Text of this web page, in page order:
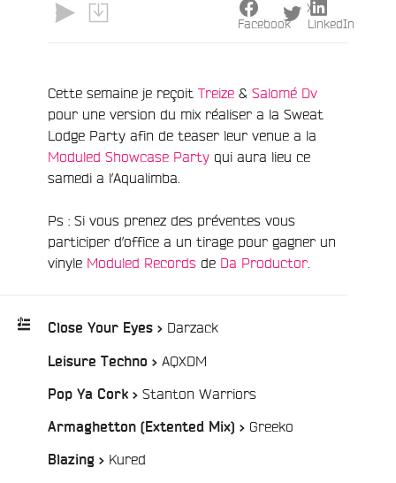
Cette semaine je reçoit Treize & Salomé Dv
pour une version du mix réaliser a la Sweat
Lodge Party afin de teaser leur venue a la
Moduled Showcase Party qui aura lieu ce
samedi a l’Aqualimba.
Ps : Si vous prenez des préventes vous
participer d’office a un tirage pour gagner un
vinyle Moduled Records de Da Productor.
Playlist
:
Close Your Eyes > Darzack/
Leisure Techno > AQXDM
Pop Ya Cork > Stanton Warriors/
Armaghetton (Extented Mix) > Greeko
Blazing > Kured
Facebook
X
LinkedIn